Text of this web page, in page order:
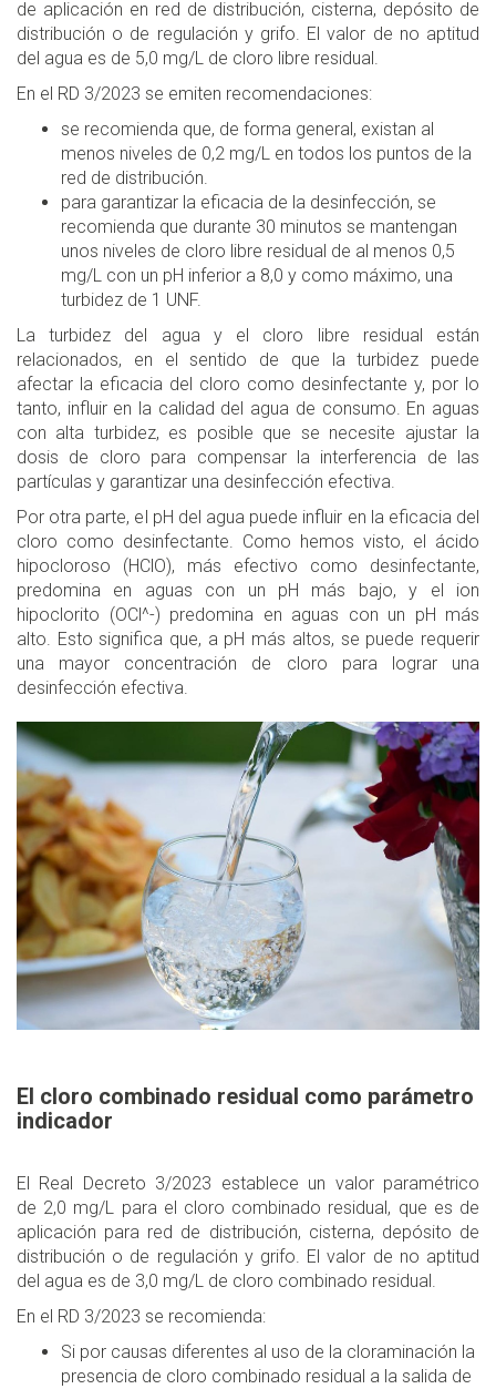
de aplicación en red de distribución, cisterna, depósito de
distribución o de regulación y grifo. El valor de no aptitud
del agua es de 5,0 mg/L de cloro libre residual.
En el RD 3/2023 se emiten recomendaciones:
se recomienda que, de forma general, existan al
menos niveles de 0,2 mg/L en todos los puntos de la
red de distribución.
para garantizar la eficacia de la desinfección, se
recomienda que durante 30 minutos se mantengan
unos niveles de cloro libre residual de al menos 0,5
mg/L con un pH inferior a 8,0 y como máximo, una
turbidez de 1 UNF.
La turbidez del agua y el cloro libre residual están
relacionados, en el sentido de que la turbidez puede
afectar la eficacia del cloro como desinfectante y, por lo
tanto, influir en la calidad del agua de consumo. En aguas
con alta turbidez, es posible que se necesite ajustar la
dosis de cloro para compensar la interferencia de las
partículas y garantizar una desinfección efectiva.
Por otra parte, el pH del agua puede influir en la eficacia del
cloro como desinfectante. Como hemos visto, el ácido
hipocloroso (HClO), más efectivo como desinfectante,
predomina en aguas con un pH más bajo, y el ion
hipoclorito (OCl^-) predomina en aguas con un pH más
alto. Esto significa que, a pH más altos, se puede requerir
una mayor concentración de cloro para lograr una
desinfección efectiva.
El cloro combinado residual como parámetro
indicador
El Real Decreto 3/2023 establece un valor paramétrico
de 2,0 mg/L para el cloro combinado residual, que es de
aplicación para red de distribución, cisterna, depósito de
distribución o de regulación y grifo. El valor de no aptitud
del agua es de 3,0 mg/L de cloro combinado residual.
En el RD 3/2023 se recomienda:
Si por causas diferentes al uso de la cloraminación la
presencia de cloro combinado residual a la salida de